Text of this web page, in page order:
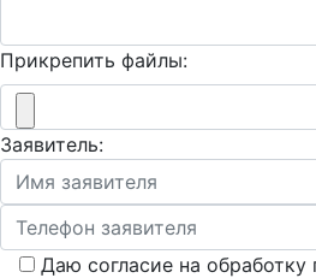
Прикрепить файлы:
Заявитель:
Даю согласие на